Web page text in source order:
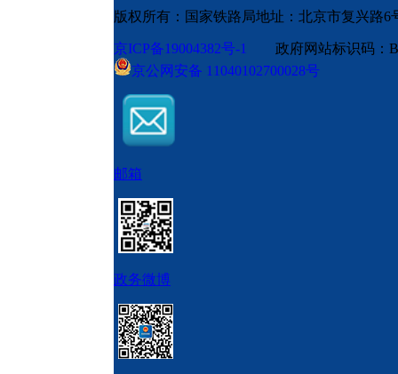
版权所有：国家铁路局地址：北京市复兴路6
京ICP备19004382号-1
政府网站标识码
京公网安备 11040102700028号
邮箱
政务微博